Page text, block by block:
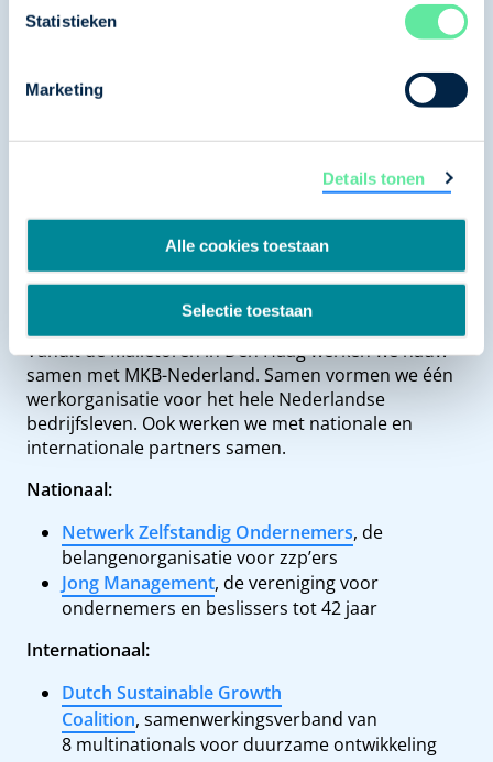
Statistieken
Marketing
Details tonen
Alle cookies toestaan
Selectie toestaan
Brussel besloten wordt, ook daadwerkelijk werkt
voor ondernemers en de maatschappij. Via onze
programma’s bieden branches hun eigen leden
ondersteuning bij aankomende wetgeving en
betrouwbare schakel tussen beleid en praktijk.
Samenwerken: nationaal en
internationaal
Vanuit de Malietoren in Den Haag werken we nauw
samen met MKB-Nederland. Samen vormen we één
werkorganisatie voor het hele Nederlandse
bedrijfsleven. Ook werken we met nationale en
internationale partners samen.
Nationaal:
Netwerk Zelfstandig Ondernemers, de
belangenorganisatie voor zzp’ers
Jong Management, de vereniging voor
ondernemers en beslissers tot 42 jaar
Internationaal:
Dutch Sustainable Growth
Coalition, samenwerkingsverband van
8 multinationals voor duurzame ontwikkeling